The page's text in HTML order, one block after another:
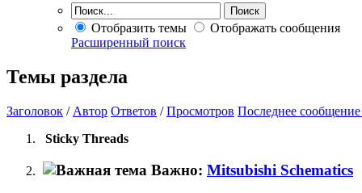
Отобразить темы
Отображать сообщения
Расширенный поиск
Темы раздела
Заголовок / Автор Ответов /Просмотров Последнее сообщение
Sticky Threads
Важно: Mitsubishi Schematics